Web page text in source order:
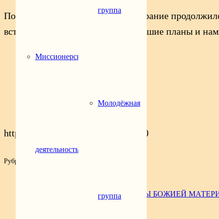
Миссионерская
деятельность
группа
Молодёжная
группа
После образовательной части собрание
встречи скоординировали ближайшие планы и
https://vk.com/wall-97700237_6610
Рубрика:
В ПРАЗДНИК КАЗАНСКОЙ ИКОНЫ БОЖИЕЙ